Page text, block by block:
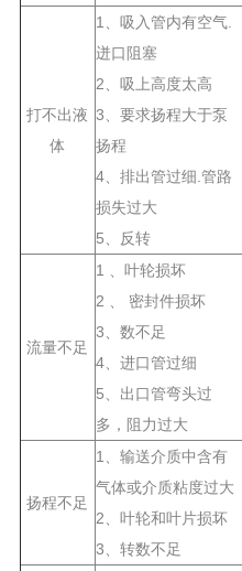
打不出液
体
1、吸入管内有空气.
迸口阻塞
2、吸上高度太高
3、要求扬程大于泵
扬程
4、排出管过细.管路
损失过大
5、反转
流量不足
1 、叶轮损坏
2 、 密封件损坏
3、数不足
4、进口管过细
5、出口管弯头过
多，阻力过大
扬程不足
1、输送介质中含有
气体或介质粘度过大
2、叶轮和叶片损坏
3、转数不足